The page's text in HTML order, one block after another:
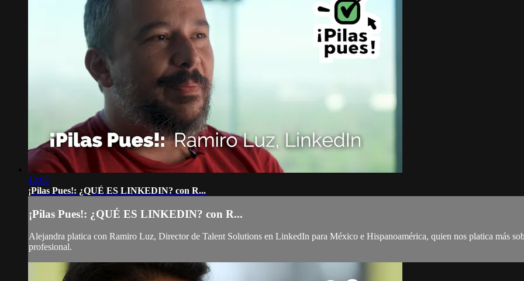
12:02
¡Pilas Pues!: ¿QUÉ ES LINKEDIN? con R...
¡Pilas Pues!: ¿QUÉ ES LINKEDIN? con R...
Alejandra platica con Ramiro Luz, Director de Talent Solutions en LinkedIn para México e Hispanoamérica, quien nos platica más
profesional.